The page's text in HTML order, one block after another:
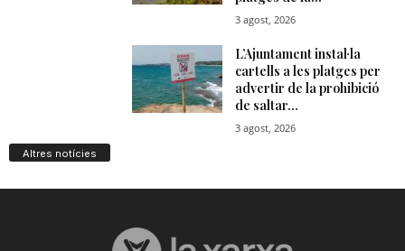
Altres notícies